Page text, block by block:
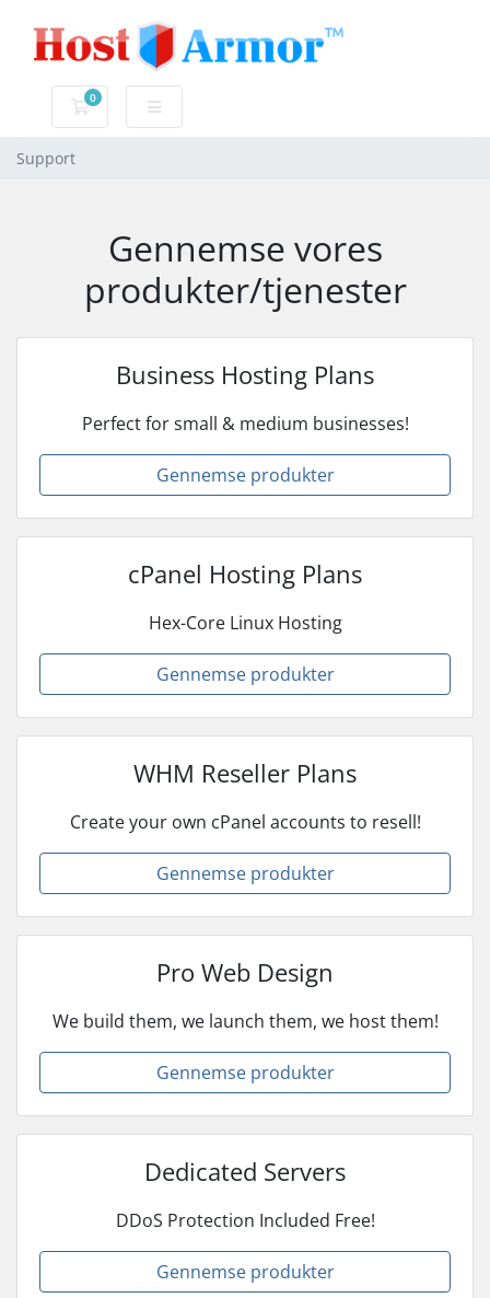
0
Bestillingskurv
Support
Gennemse vores
produkter/tjenester
Business Hosting Plans
Perfect for small & medium businesses!
Gennemse produkter
cPanel Hosting Plans
Hex-Core Linux Hosting
Gennemse produkter
WHM Reseller Plans
Create your own cPanel accounts to resell!
Gennemse produkter
Pro Web Design
We build them, we launch them, we host them!
Gennemse produkter
Dedicated Servers
DDoS Protection Included Free!
Gennemse produkter